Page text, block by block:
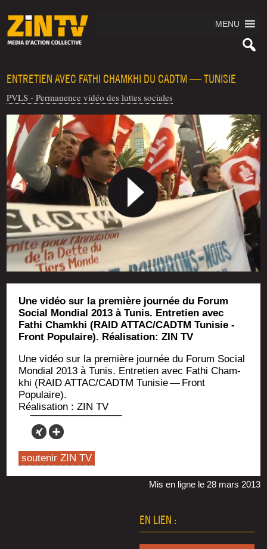
MENU
ENTRETIEN AVEC FATHI CHAMKHI DU CADTM — TUNISIE
PVLS - Permanence vidéo des luttes sociales
Une vidéo sur la première journée du Forum
Social Mondial 2013 à Tunis. Entretien avec
Fathi Chamkhi (RAID ATTAC/CADTM Tunisie -
Front Populaire). Réalisation: ZIN TV
Une vidéo sur la pre­mière jour­née du Forum Social
Mon­dial 2013 à Tunis. Entre­tien avec Fathi Cham­
khi (RAID ATTAC/CADTM Tuni­sie — Front
Populaire).
Réa­li­sa­tion : ZIN TV
soutenir ZIN TV
Mis en ligne le 28 mars 2013
EN LIEN :